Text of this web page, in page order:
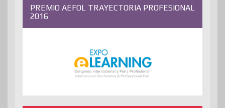
PREMIO AEFOL TRAYECTORIA PROFESIONAL
2016